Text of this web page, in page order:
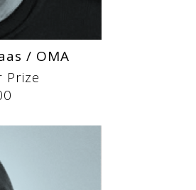
/ OMA
Prize